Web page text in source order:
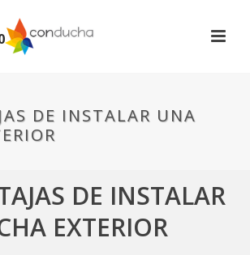
DE INSTALAR UNA
DE INSTALAR
EXTERIOR